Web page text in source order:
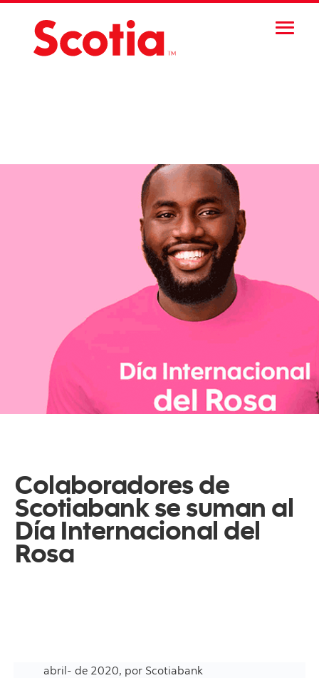
Colaboradores de
Scotiabank se suman al
Día Internacional del
Rosa
abril- de 2020, por Scotiabank